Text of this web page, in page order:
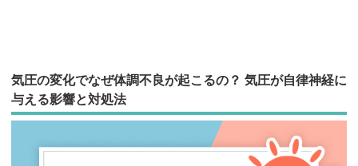
法人のみなさまへ
気圧の変化でなぜ体調不良が起こるの？ 気圧が自律神経に
与える影響と対処法